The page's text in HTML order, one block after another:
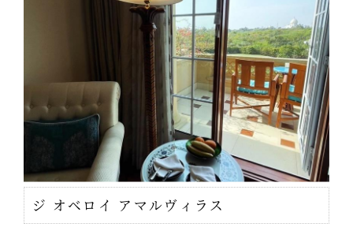
ジ オベロイ アマルヴィラス